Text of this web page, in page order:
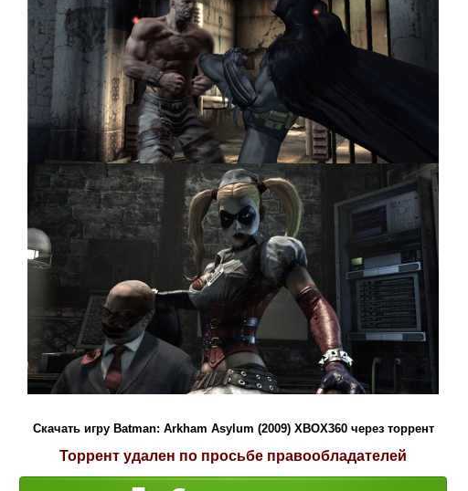
Скачать игру Batman: Arkham Asylum (2009) XBOX360 через торрент
Торрент удален по просьбе правообладателей